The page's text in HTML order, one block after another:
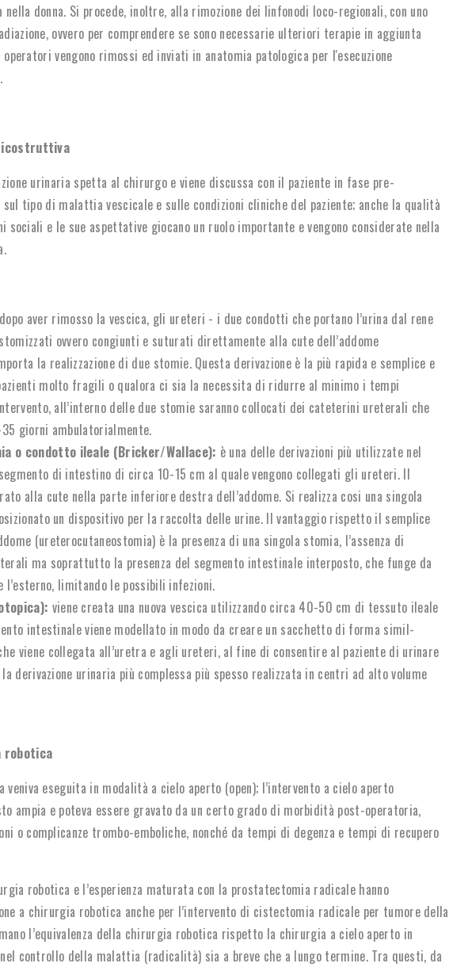
nella donna. Si procede, inoltre, alla rimozione dei linfonodi loco-regionali, con uno
ovvero per comprendere se sono necessarie ulteriori terapie in aggiunta
vengono rimossi ed inviati in anatomia patologica per l'esecuzione
urinaria spetta al chirurgo e viene discussa con il paziente in fase pre-
sul tipo di malattia vescicale e sulle condizioni cliniche del paziente; anche la qualità
sociali e le sue aspettative giocano un ruolo importante e vengono considerate nella
dopo aver rimosso la vescica, gli ureteri - i due condotti che portano l’urina dal rene
ovvero congiunti e suturati direttamente alla cute dell’addome
la realizzazione di due stomie. Questa derivazione è la più rapida e semplice e
molto fragili o qualora ci sia la necessita di ridurre al minimo i tempi
all’interno delle due stomie saranno collocati dei cateterini ureterali che
giorni ambulatorialmente.
o condotto ileale (Bricker/Wallace): è una delle derivazioni più utilizzate nel
di intestino di circa 10-15 cm al quale vengono collegati gli ureteri. Il
alla cute nella parte inferiore destra dell’addome. Si realizza cosi una singola
un dispositivo per la raccolta delle urine. Il vantaggio rispetto il semplice
(ureterocutaneostomia) è la presenza di una singola stomia, l’assenza di
ma soprattutto la presenza del segmento intestinale interposto, che funge da
limitando le possibili infezioni.
viene creata una nuova vescica utilizzando circa 40-50 cm di tessuto ileale
intestinale viene modellato in modo da creare un sacchetto di forma simil-
viene collegata all’uretra e agli ureteri, al fine di consentire al paziente di urinare
la derivazione urinaria più complessa più spesso realizzata in centri ad alto volume
robotica
eseguita in modalità a cielo aperto (open); l’intervento a cielo aperto
ampia e poteva essere gravato da un certo grado di morbidità post-operatoria,
o complicanze trombo-emboliche, nonché da tempi di degenza e tempi di recupero
robotica e l’esperienza maturata con la prostatectomia radicale hanno
a chirurgia robotica anche per l’intervento di cistectomia radicale per tumore della
l’equivalenza della chirurgia robotica rispetto la chirurgia a cielo aperto in
controllo della malattia (radicalità) sia a breve che a lungo termine. Tra questi, da